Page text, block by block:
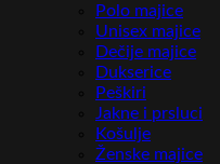
Polo majice
Unisex majice
Dečije majice
Dukserice
Peškiri
Jakne i prsluci
Košulje
Ženske majice